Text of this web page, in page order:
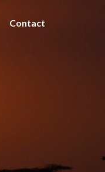
Contact